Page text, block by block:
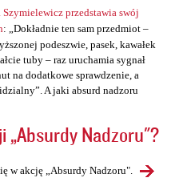
przedstawia swój
: „Dokładnie ten sam przedmiot –
podeszwie, pasek, kawałek
tuby – raz uruchamia sygnał
na dodatkowe sprawdzenie, a
A jaki absurd nadzoru
„Absurdy Nadzoru"?
w akcję „Absurdy Nadzoru".